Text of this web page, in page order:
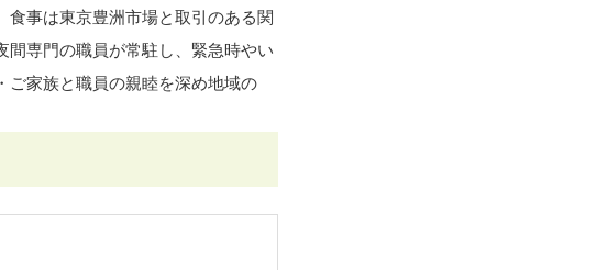
事は東京豊洲市場と取引のある関
専門の職員が常駐し、緊急時やい
ご家族と職員の親睦を深め地域の